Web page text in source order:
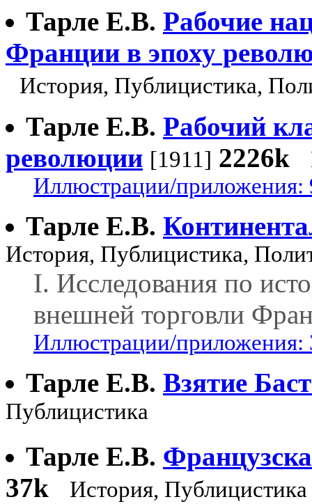
Тарле Е.В. Рабочие
Франции в эпоху
История, Публицистика,
Тарле Е.В. Рабочий
революции [1911] 2226k
Иллюстрации/приложения:
Тарле Е.В.
История, Публицистика,
I. Исследования по
внешней торговли
Иллюстрации/приложения:
Тарле Е.В. Взятие
Публицистика
Тарле Е.В.
37k
История, Публицистика